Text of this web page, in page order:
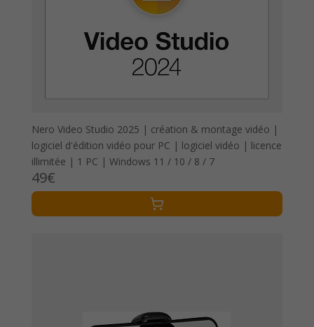
Nero Video Studio 2025 | création & montage vidéo |
logiciel d'édition vidéo pour PC | logiciel vidéo | licence
illimitée | 1 PC | Windows 11 / 10 / 8 / 7
49€